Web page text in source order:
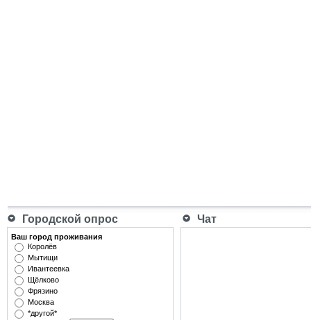
Городской опрос Чат
Ваш город проживания
Королёв
Мытищи
Ивантеевка
Щёлково
Фрязино
Москва
*другой*